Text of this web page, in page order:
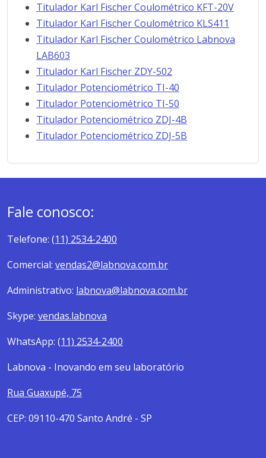
Titulador Karl Fischer Coulométrico KFT-20V
Titulador Karl Fischer Coulométrico KLS411
Titulador Karl Fischer Coulométrico Labnova
LAB603
Titulador Karl Fischer ZDY-502
Titulador Potenciométrico TI-40
Titulador Potenciométrico TI-50
Titulador Potenciométrico ZDJ-4B
Titulador Potenciométrico ZDJ-5B
Fale conosco:
Telefone: (11) 2534-2400
Comercial: vendas2@labnova.com.br
Administrativo: labnova@labnova.com.br
Skype: vendas.labnova
WhatsApp: (11) 2534-2400
Labnova - Inovando em seu laboratório
Rua Guaxupé, 75
CEP: 09110-470 Santo André - SP